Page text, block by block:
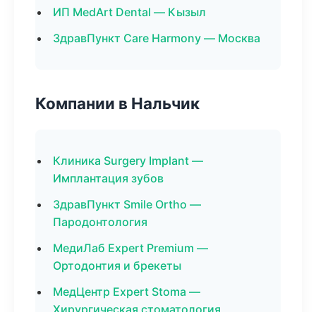
ИП MedArt Dental — Кызыл
ЗдравПункт Care Harmony — Москва
Компании в Нальчик
Клиника Surgery Implant —
Имплантация зубов
ЗдравПункт Smile Ortho —
Пародонтология
МедиЛаб Expert Premium —
Ортодонтия и брекеты
МедЦентр Expert Stoma —
Хирургическая стоматология